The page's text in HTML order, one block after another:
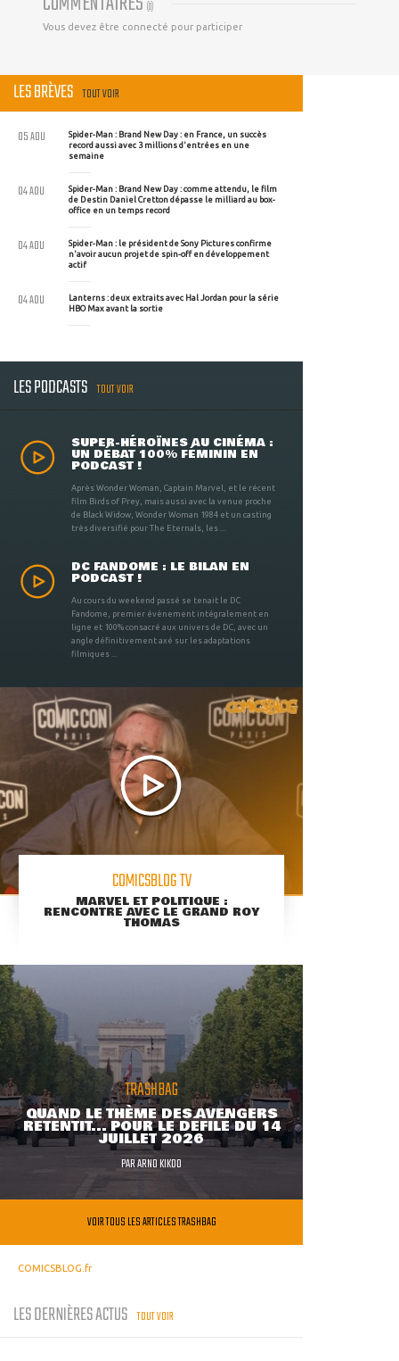
(0)
Vous devez être connecté pour participer
LES BRÈVES TOUT VOIR
Spider-Man : Brand New Day : en France, un succès
record aussi avec 3 millions d'entrées en une
semaine
05 AOU
Spider-Man : Brand New Day : comme attendu, le film
de Destin Daniel Cretton dépasse le milliard au box-
office en un temps record
04 AOU
Spider-Man : le président de Sony Pictures confirme
n'avoir aucun projet de spin-off en développement
actif
04 AOU
Lanterns : deux extraits avec Hal Jordan pour la série
HBO Max avant la sortie
04 AOU
LES PODCASTS TOUT VOIR
SUPER-HÉROÏNES AU CINÉMA :
UN DÉBAT 100% FÉMININ EN
PODCAST !
Après Wonder Woman, Captain Marvel, et le récent
film Birds of Prey, mais aussi avec la venue proche
de Black Widow, Wonder Woman 1984 et un casting
très diversifié pour The Eternals, les ...
DC FANDOME : LE BILAN EN
PODCAST !
Au cours du weekend passé se tenait le DC
Fandome, premier évènement intégralement en
ligne et 100% consacré aux univers de DC, avec un
angle définitivement axé sur les adaptations
filmiques ...
COMICSBLOG TV
MARVEL ET POLITIQUE :
RENCONTRE AVEC LE GRAND ROY
THOMAS
TRASHBAG
QUAND LE THÈME DES AVENGERS
RETENTIT... POUR LE DÉFILÉ DU 14
JUILLET 2026
PARARNO KIKOO
VOIR TOUS LES ARTICLES TRASHBAG
COMICSBLOG.fr
LES DERNIÈRES ACTUS TOUT VOIR